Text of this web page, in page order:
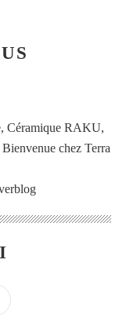
Céramique RAKU,
chez Terra